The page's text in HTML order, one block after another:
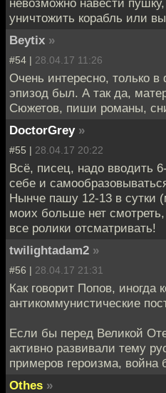
уничтожить корабль или
Beytix »
#54 | 28.04.17 11:26
Очень интересно, только
эпизод был. А так да,
Сюжетов, пиши романы,
DoctorGrey »
#55 | 28.04.17 20:22
Всё, писец, надо вводить
себе и
Нынче пашу 12-13 в сутки
моих больше нет
все ролики отсматривать!
twilightadam2 »
#56 | 28.04.17 21:31
Как говорит Попов, иногда
антикоммунистические
Если бы перед Великой
активно развивали тему
примеров героизма, война
Othes »